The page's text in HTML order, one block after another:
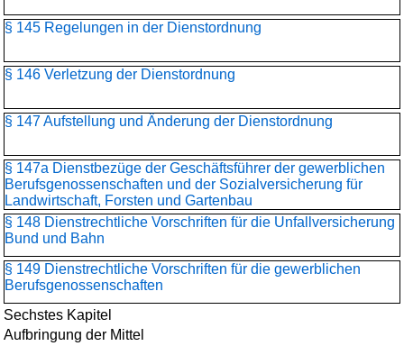
§ 145 Regelungen in der Dienstordnung
§ 146 Verletzung der Dienstordnung
§ 147 Aufstellung und Änderung der Dienstordnung
§ 147a Dienstbezüge der Geschäftsführer der gewerblichen
Berufsgenossenschaften und der Sozialversicherung für
Landwirtschaft, Forsten und Gartenbau
§ 148 Dienstrechtliche Vorschriften für die Unfallversicherung
Bund und Bahn
§ 149 Dienstrechtliche Vorschriften für die gewerblichen
Berufsgenossenschaften
Sechstes Kapitel
Aufbringung der Mittel